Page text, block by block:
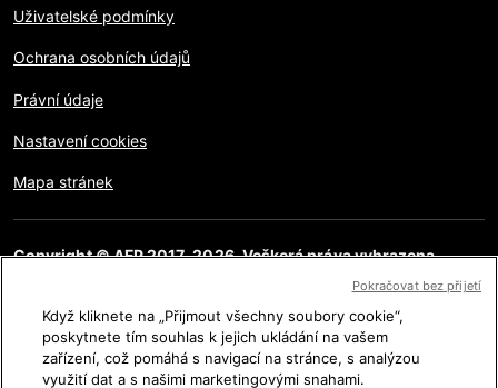
Uživatelské podmínky
Ochrana osobních údajů
Právní údaje
Nastavení cookies
Mapa stránek
Copyright © AFP 2017-2026. Veškerá práva vyhrazena.
využívat funkce sdílení pro osobní, soukromé a nekomerční
účely. Jakékoliv jiné použití, zvláště pro reprodukci, komunikaci
s veřejností či distribuci obsahu této stránky, ať již celé či jejích
částí, pro jakýkoliv jiný účel a/nebo jakýmkoliv jiným způsobem
bez specifické licence podepsané AFP je přísně zakázáno.
Obsah zobrazený nebo zahrnutý prostřednictvím
Když kliknete na „Přijmout všechny soubory cookie“,
poskytnete tím souhlas k jejich ukládání na vašem
zařízení, což pomáhá s navigací na stránce, s analýzou
využití dat a s našimi marketingovými snahami.
Pokračovat bez přijetí